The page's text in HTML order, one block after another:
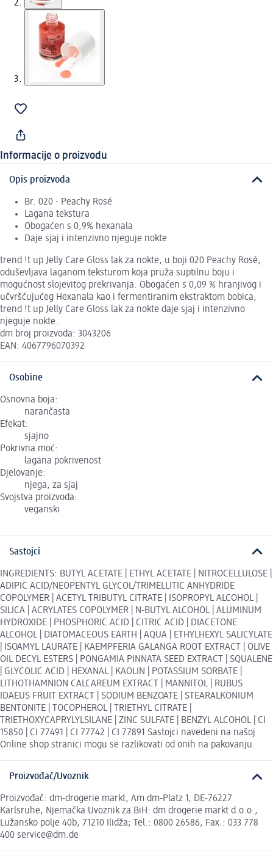
Informacije o proizvodu
Opis proizvoda
Br. 020 - Peachy Rosé
Lagana tekstura
Obogaćen s 0,9% hexanala
Daje sjaj i intenzivno njeguje nokte
trend !t up Jelly Care Gloss lak za nokte, u boji 020 Peachy Rosé,
oduševljava laganom teksturom koja pruža suptilnu boju i
mogućnost slojevitog prekrivanja. Obogaćen s 0,09 % hranjivog i
učvršćujućeg Hexanala kao i fermentiranim ekstraktom bobica,
trend !t up Jelly Care Gloss lak za nokte daje sjaj i intenzivno
njeguje nokte..
dm broj proizvoda: 3043206
EAN: 4067796070392
Osobine
Osnovna boja:
narančasta
Efekat:
sjajno
Pokrivna moć:
lagana pokrivenost
Djelovanje:
njega, za sjaj
Svojstva proizvoda:
veganski
Sastojci
INGREDIENTS: BUTYL ACETATE | ETHYL ACETATE | NITROCELLULOSE |
ADIPIC ACID/NEOPENTYL GLYCOL/TRIMELLITIC ANHYDRIDE
COPOLYMER | ACETYL TRIBUTYL CITRATE | ISOPROPYL ALCOHOL |
SILICA | ACRYLATES COPOLYMER | N-BUTYL ALCOHOL | ALUMINUM
HYDROXIDE | PHOSPHORIC ACID | CITRIC ACID | DIACETONE
ALCOHOL | DIATOMACEOUS EARTH | AQUA | ETHYLHEXYL SALICYLATE
| ISOAMYL LAURATE | KAEMPFERIA GALANGA ROOT EXTRACT | OLIVE
OIL DECYL ESTERS | PONGAMIA PINNATA SEED EXTRACT | SQUALENE
| GLYCOLIC ACID | HEXANAL | KAOLIN | POTASSIUM SORBATE |
LITHOTHAMNION CALCAREUM EXTRACT | MANNITOL | RUBUS
IDAEUS FRUIT EXTRACT | SODIUM BENZOATE | STEARALKONIUM
BENTONITE | TOCOPHEROL | TRIETHYL CITRATE |
TRIETHOXYCAPRYLYLSILANE | ZINC SULFATE | BENZYL ALCOHOL | CI
15850 | CI 77491 | CI 77742 | CI 77891 Sastojci navedeni na našoj
Online shop stranici mogu se razlikovati od onih na pakovanju.
Proizvođač/Uvoznik
Proizvođač: dm-drogerie markt, Am dm-Platz 1, DE-76227
Karlsruhe, Njemačka Uvoznik za BiH: dm drogerie markt d.o.o.,
Lužansko polje 40b, 71210 Ilidža; Tel.: 0800 26586, Fax.: 033 778
400 service@dm.de